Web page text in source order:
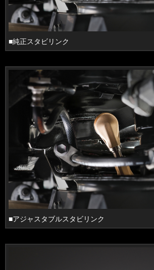
■純正スタビリンク
■アジャスタブルスタビリンク